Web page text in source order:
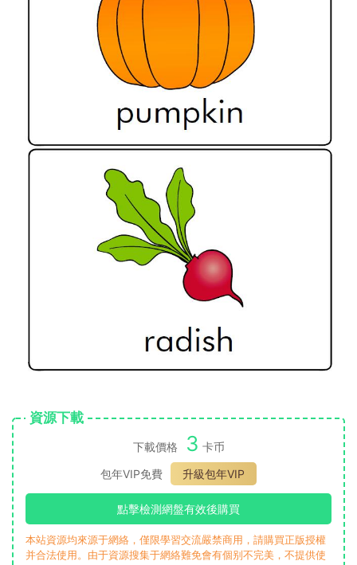
資源下載
下載價格 3 卡币
包年VIP免費
升級包年VIP
點擊檢測網盤有效後購買
本站資源均來源于網絡，僅限學習交流嚴禁商用，請購買正版授權
并合法使用。由于資源搜集于網絡難免會有個别不完美，不提供使